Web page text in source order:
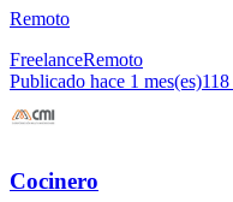
Remoto
FreelanceRemoto
Publicado hace 1 mes(es)118
Cocinero